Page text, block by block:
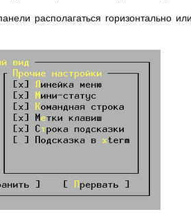
располагаться горизонтально